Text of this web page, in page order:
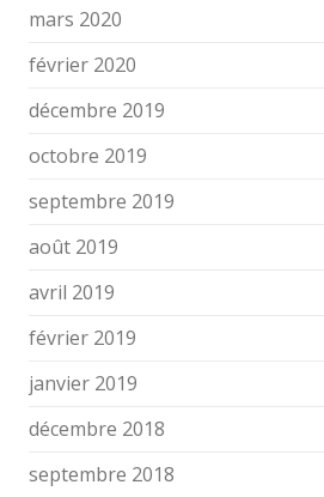
mars 2020
février 2020
décembre 2019
octobre 2019
septembre 2019
août 2019
avril 2019
février 2019
janvier 2019
décembre 2018
septembre 2018